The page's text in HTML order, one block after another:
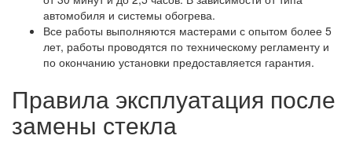
автомобиля и системы обогрева.
Все работы выполняются мастерами с опытом более 5
лет, работы проводятся по техническому регламенту и
по окончанию установки предоставляется гарантия.
Правила эксплуатация после
замены стекла